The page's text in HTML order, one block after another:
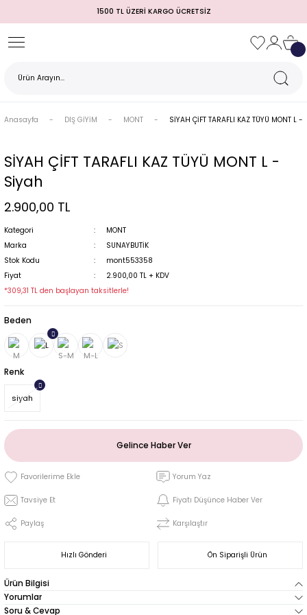
1500 TL ÜZERİ KARGO ÜCRETSİZ
Geri Dön
Geri Dön
Geri Dön
Geri Dön
Geri Dön
Geri Dön
Geri Dön
Anasayfa DIŞ GİYİM MONT SİYAH ÇİFT TARAFLI KAZ TÜYÜ MONT L
SİYAH ÇİFT TARAFLI KAZ TÜYÜ MONT L -
Siyah
2.900,00 TL
Kategori
MONT
Marka
SUNAYBUTİK
Stok Kodu
mont553358
Fiyat
2.900,00 TL + KDV
*309,31 TL den başlayan taksitlerle!
Beden
Renk
siyah
Gelince Haber Ver
Yorum Yaz
Tavsiye Et Fiyatı Düşünce Haber Ver
Paylaş Karşılaştır
Hızlı Gönderi Ön Siparişli Ürün
Ürün Bilgisi
Yorumlar
Soru & Cevap